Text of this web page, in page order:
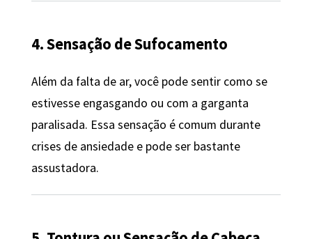
4. Sensação de Sufocamento
Além da falta de ar, você pode sentir como se
estivesse engasgando ou com a garganta
paralisada. Essa sensação é comum durante
crises de ansiedade e pode ser bastante
assustadora.